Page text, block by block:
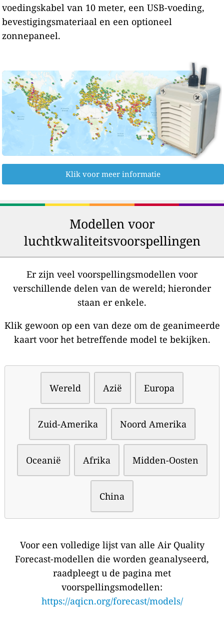
voedingskabel van 10 meter, een USB-voeding,
bevestigingsmateriaal en een optioneel
zonnepaneel.
Klik voor meer informatie
Modellen voor
luchtkwaliteitsvoorspellingen
Er zijn veel voorspellingsmodellen voor
verschillende delen van de wereld; hieronder
staan er enkele.
Klik gewoon op een van deze om de geanimeerde
kaart voor het betreffende model te bekijken.
Wereld Azië Europa
Zuid-Amerika Noord Amerika
Oceanië Afrika Midden-Oosten
China
Voor een volledige lijst van alle Air Quality
Forecast-modellen die worden geanalyseerd,
raadpleegt u de pagina met
voorspellingsmodellen:
https://aqicn.org/forecast/models/